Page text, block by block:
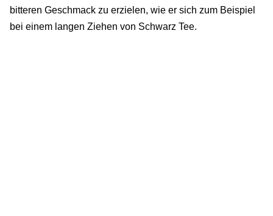
bitteren Geschmack zu erzielen, wie er sich zum Beispiel
bei einem langen Ziehen von Schwarz Tee.